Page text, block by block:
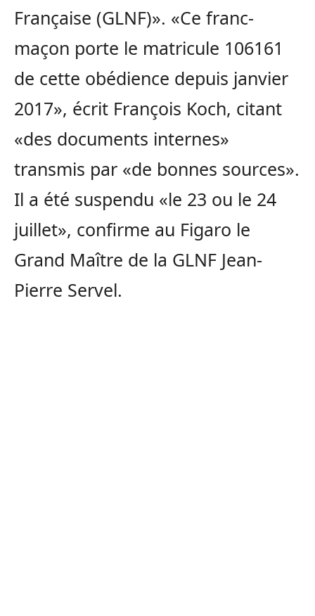
Française (GLNF)». «Ce franc-
maçon porte le matricule 106161
de cette obédience depuis janvier
2017», écrit François Koch, citant
«des documents internes»
transmis par «de bonnes sources».
Il a été suspendu «le 23 ou le 24
juillet», confirme au Figaro le
Grand Maître de la GLNF Jean-
Pierre Servel.